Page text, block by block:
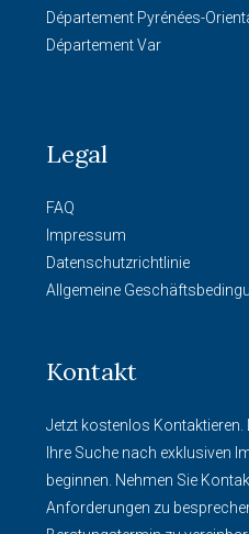
Département Pyrénées-
Département Var
Legal
FAQ
Impressum
Datenschutzrichtlinie
Allgemeine
Kontakt
Jetzt kostenlos
Ihre Suche nach exklusiven
beginnen. Nehmen Sie
Anforderungen zu